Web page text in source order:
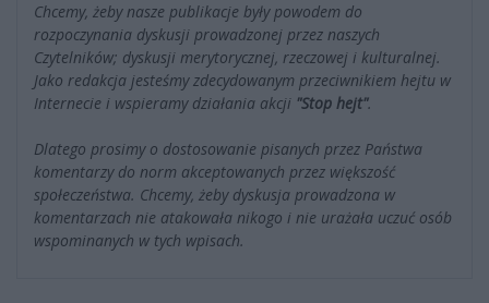
Chcemy, żeby nasze publikacje były powodem do
rozpoczynania dyskusji prowadzonej przez naszych
Czytelników; dyskusji merytorycznej, rzeczowej i kulturalnej.
Jako redakcja jesteśmy zdecydowanym przeciwnikiem hejtu w
Internecie i wspieramy działania akcji "Stop hejt".
Dlatego prosimy o dostosowanie pisanych przez Państwa
komentarzy do norm akceptowanych przez większość
społeczeństwa. Chcemy, żeby dyskusja prowadzona w
komentarzach nie atakowała nikogo i nie urażała uczuć osób
wspominanych w tych wpisach.